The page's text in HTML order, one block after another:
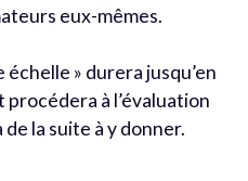
eux-mêmes.
» durera jusqu’en
à l’évaluation
la suite à y donner.